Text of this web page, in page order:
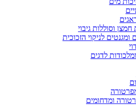
וסוללות גיבוי
לניקוי הזכוכית
לדגים
ומדחומים